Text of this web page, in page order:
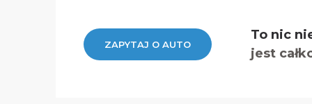
ZAPYTAJ O AUTO
To nic
jest